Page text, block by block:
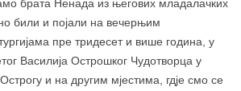
брата Ненада из његових младалачких
били и појали на вечерњим
пре тридесет и више година, у
Василија Острошког Чудотворца у
и на другим мјестима, гдје смо се